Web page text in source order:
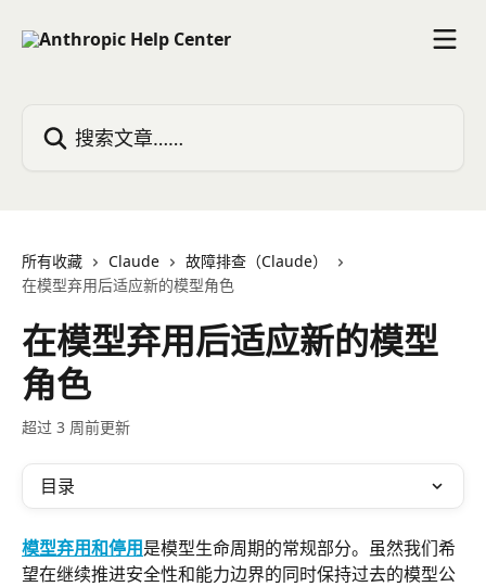
所有收藏 Claude
故障排查（Claude）
在模型弃用后适应新的模型角色
在模型弃用后适应新的模型
角色
超过 3 周前更新
目录
模型弃用和停用是模型生命周期的常规部分。虽然我们希
望在继续推进安全性和能力边界的同时保持过去的模型公